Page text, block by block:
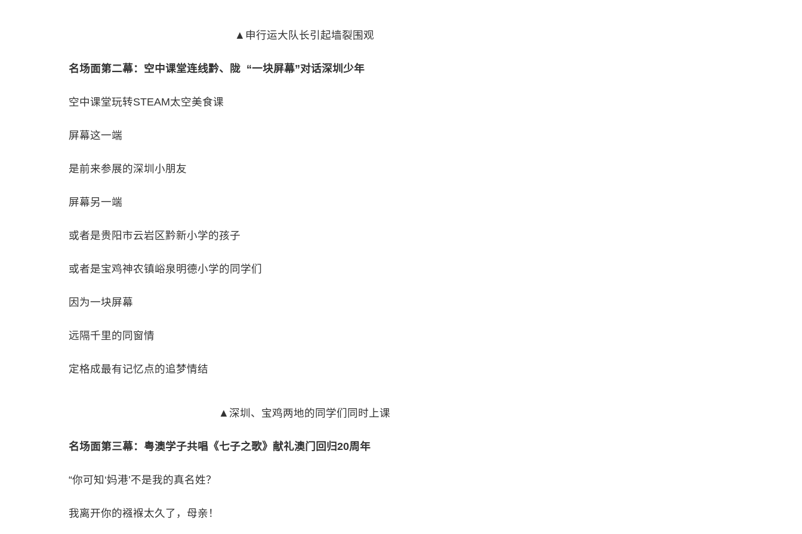
▲申行运大队长引起墙裂围观
名场面第二幕：空中课堂连线黔、陇 “一块屏幕”对话深圳少年
空中课堂玩转STEAM太空美食课
屏幕这一端
是前来参展的深圳小朋友
屏幕另一端
或者是贵阳市云岩区黔新小学的孩子
或者是宝鸡神农镇峪泉明德小学的同学们
因为一块屏幕
远隔千里的同窗情
定格成最有记忆点的追梦情结
▲深圳、宝鸡两地的同学们同时上课
名场面第三幕：粤澳学子共唱《七子之歌》献礼澳门回归20周年
“你可知‘妈港’不是我的真名姓？
我离开你的襁褓太久了，母亲！